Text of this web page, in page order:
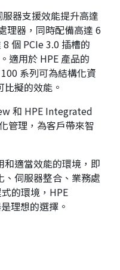
服器支援效能提升高達
理器，同時配備高達 6
8 個PCIe 3.0 插槽的
適用於HPE 產品的
100 系列可為結構化資
擬的效能。
和 HPE Integrated
管理，為客戶帶來智
適當效能的環境，即
伺服器整合、業務處
的環境， HPE
理想的選擇。